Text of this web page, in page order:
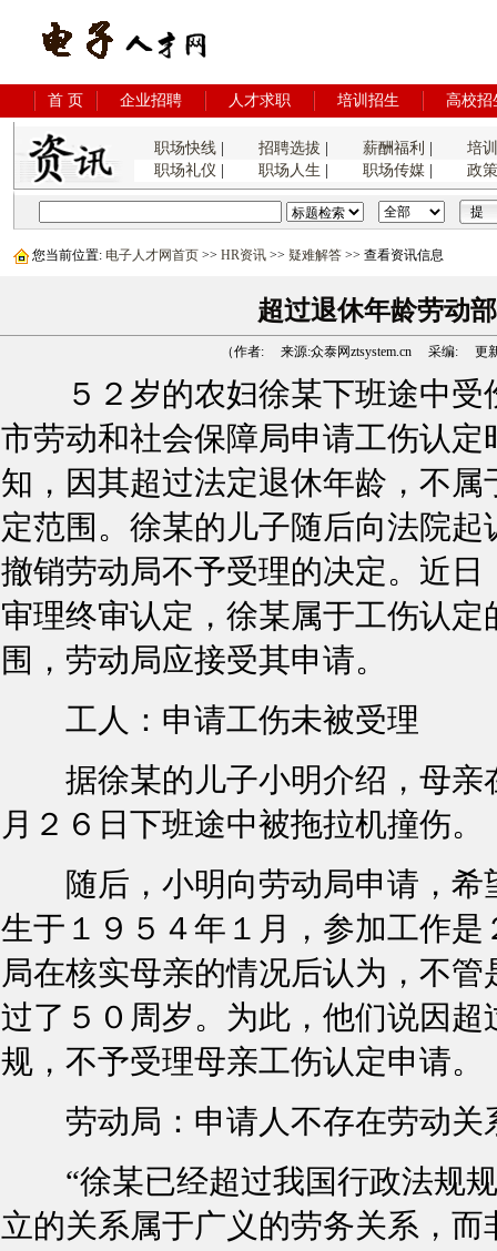
首 页 企业招聘 人才求职 培训招生 高校招
职场快线| 招聘选拔 薪酬福利
培
职场礼仪
职场人生 职场传媒| 政
您当前位置: 电子人才网首页 >> HR资讯 >> 疑难解答 >> 查看资讯信息
超过退休年龄劳动
（作者: 来源:众泰网ztsystem.cn 采编: 更新
５２岁的农妇徐某下班途中受
市劳动和社会保障局申请工伤认定
知，因其超过法定退休年龄，不属
定范围。徐某的儿子随后向法院起
撤销劳动局不予受理的决定。近日
审理终审认定，徐某属于工伤认定
围，劳动局应接受其申请。
工人：申请工伤未被受理
据徐某的儿子小明介绍，母亲
月２６日下班途中被拖拉机撞伤。
随后，小明向劳动局申请，希
生于１９５４年１月，参加工作
局在核实母亲的情况后认为，不
过了５０周岁。为此，他们说因
规，不予受理母亲工伤认定申请。
劳动局：申请人不存在劳动关
“徐某已经超过我国行政法规规
立的关系属于广义的劳务关系，